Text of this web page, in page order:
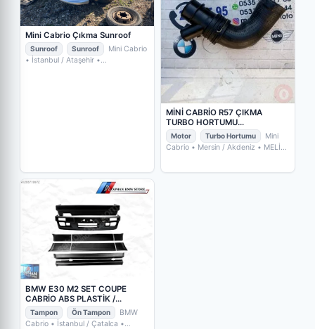
Mini Cabrio Çıkma Sunroof
Sunroof Sunroof
Mini Cabrio
• İstanbul / Ataşehir •
MİNİ CABRİO R57 ÇIKMA
TURBO HORTUMU
13712753078 2753078
Motor Turbo Hortumu
Mini
Cabrio • Mersin / Akdeniz • MELİH
BMW E30 M2 SET COUPE
CABRİO ABS PLASTİK /
AZAPHAN BMW STORE (2.
Adet)
Tampon Ön Tampon
BMW
Cabrio • İstanbul / Çatalca •